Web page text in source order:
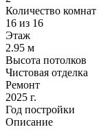
Количество комнат
16 из 16
Этаж
2.95 м
Высота потолков
Чистовая отделка
Ремонт
2025 г.
Год постройки
Описание